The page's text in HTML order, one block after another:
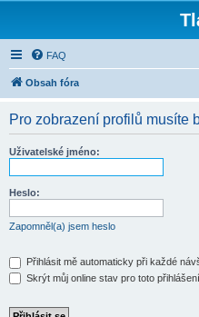
FAQ
Obsah fóra
Pro zobrazení profilů musíte
Uživatelské jméno:
Heslo:
Zapomněl(a) jsem heslo
Přihlásit mě automaticky při každé
Skrýt můj online stav pro toto přihlášení